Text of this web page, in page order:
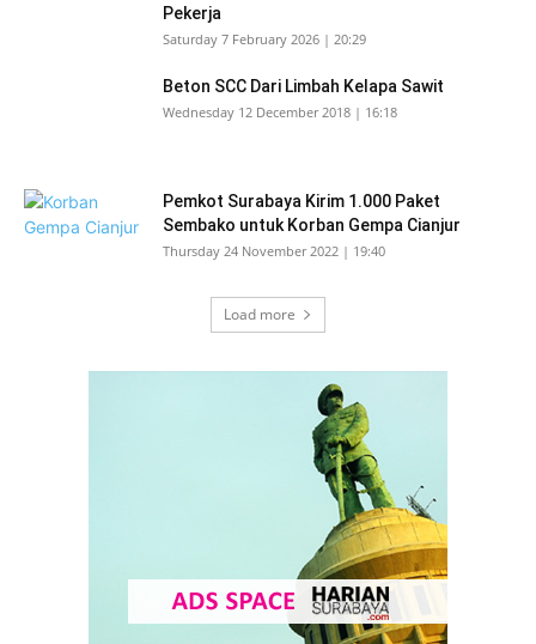
Pekerja
Saturday 7 February 2026 | 20:29
Beton SCC Dari Limbah Kelapa Sawit
Wednesday 12 December 2018 | 16:18
Pemkot Surabaya Kirim 1.000 Paket
Sembako untuk Korban Gempa Cianjur
Thursday 24 November 2022 | 19:40
Load more